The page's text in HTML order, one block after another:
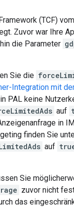
(TCF)
Zuvor war Ihre
die Parameter
Sie die
Integration mit
PAL keine
auf
in
finden Sie
auf
Sie
zuvor nicht
das